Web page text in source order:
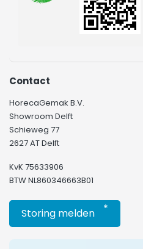
Contact
HorecaGemak B.V.
Showroom Delft
Schieweg 77
2627 AT Delft
KvK 75633906
BTW NL860346663B01
Storing melden *